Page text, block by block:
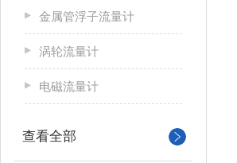
金属管浮子流量计
涡轮流量计
电磁流量计
查看全部